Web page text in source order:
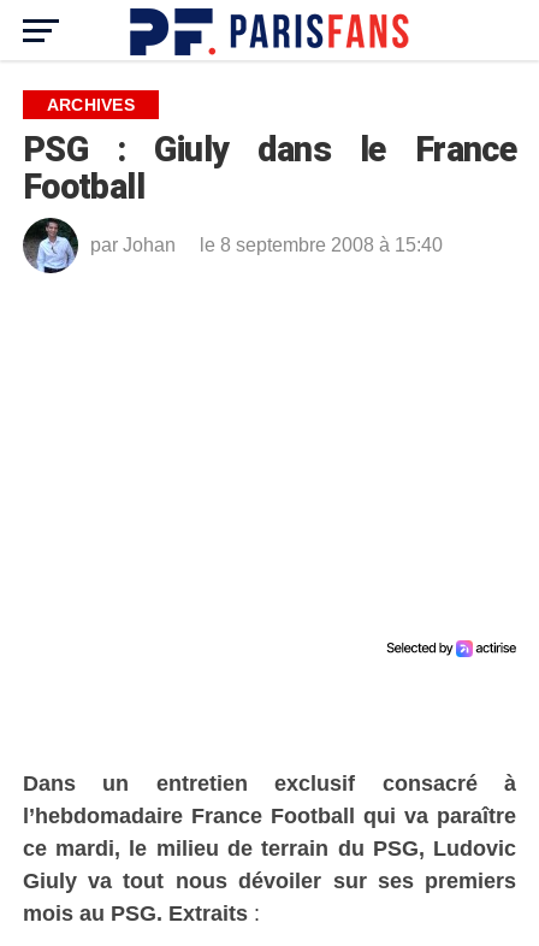
ARCHIVES
PSG : Giuly dans le France
Football
par Johan le 8 septembre 2008 à 15:40
Dans un entretien exclusif consacré à
l’hebdomadaire France Football qui va paraître
ce mardi, le milieu de terrain du PSG, Ludovic
Giuly va tout nous dévoiler sur ses premiers
mois au PSG. Extraits: